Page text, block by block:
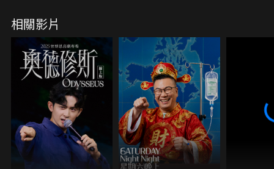
相關影片